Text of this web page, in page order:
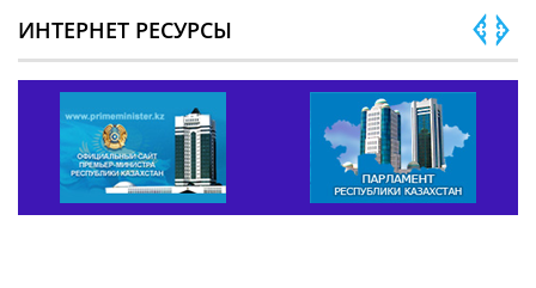
ИНТЕРНЕТ РЕСУРСЫ